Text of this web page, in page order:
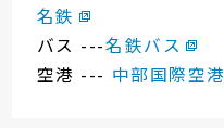
名鉄
バス ---名鉄バス
空港 --- 中部国際空港